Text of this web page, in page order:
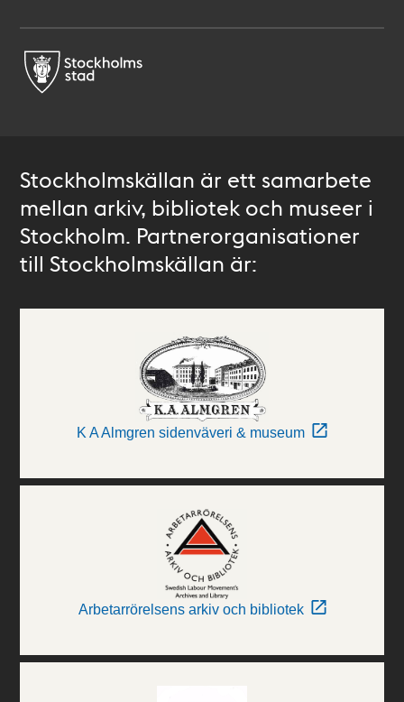
Stockholmskällan är ett samarbete
mellan arkiv, bibliotek och museer i
Stockholm. Partnerorganisationer
till Stockholmskällan är:
K A Almgren sidenväveri & museum
Arbetarrörelsens arkiv och bibliotek